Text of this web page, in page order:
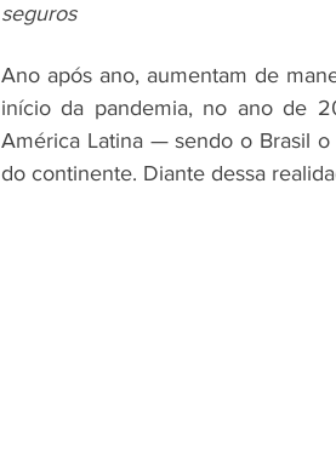
seguros
Ano após ano, aumentam de
início da pandemia, no ano de
América Latina — sendo o Brasil
do continente. Diante dessa